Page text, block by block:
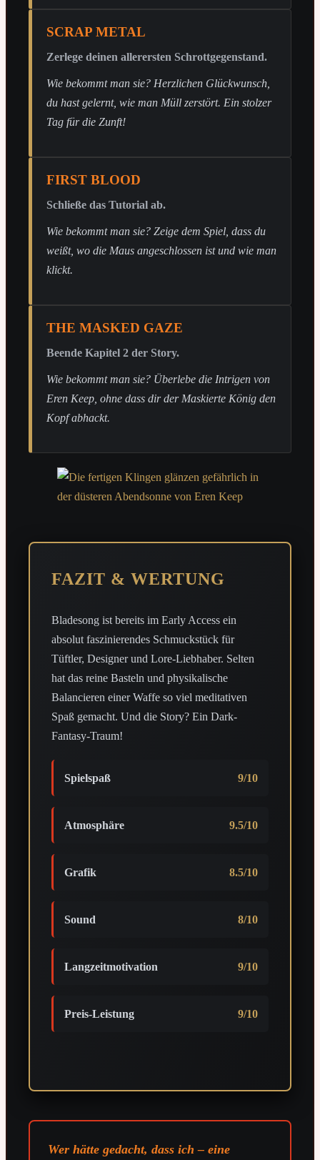
SCRAP METAL
Zerlege deinen allerersten Schrottgegenstand.
Wie bekommt man sie? Herzlichen Glückwunsch,
du hast gelernt, wie man Müll zerstört. Ein stolzer
Tag für die Zunft!
FIRST BLOOD
Schließe das Tutorial ab.
Wie bekommt man sie? Zeige dem Spiel, dass du
weißt, wo die Maus angeschlossen ist und wie man
klickt.
THE MASKED GAZE
Beende Kapitel 2 der Story.
Wie bekommt man sie? Überlebe die Intrigen von
Eren Keep, ohne dass dir der Maskierte König den
Kopf abhackt.
FAZIT & WERTUNG
Bladesong ist bereits im Early Access ein
absolut faszinierendes Schmuckstück für
Tüftler, Designer und Lore-Liebhaber. Selten
hat das reine Basteln und physikalische
Balancieren einer Waffe so viel meditativen
Spaß gemacht. Und die Story? Ein Dark-
Fantasy-Traum!
Spielspaß 9/10
Atmosphäre 9.5/10
Grafik 8.5/10
Sound 8/10
Langzeitmotivation 9/10
Preis-Leistung 9/10
Wer hätte gedacht, dass ich – eine